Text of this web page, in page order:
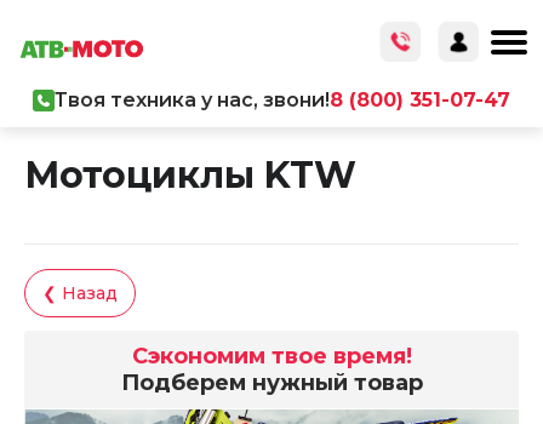
Твоя техника у нас, звони!8 (800) 351-07-47
Мотоциклы KTW
❮ Назад
Сэкономим твое время!
Подберем нужный товар